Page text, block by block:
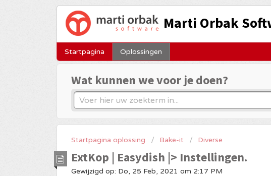
Marti Orbak
Startpagina Oplossingen
Wat kunnen we voor je doen?
Startpagina oplossing Bake-it Diverse
ExtKop | Easydish |> Instellingen.
Gewijzigd op: Do, 25 Feb, 2021 om 2:17 PM